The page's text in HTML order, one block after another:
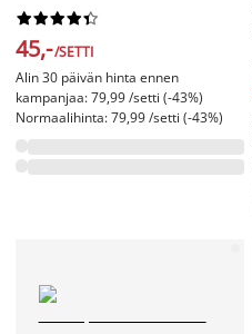






45,-/SETTI
Alin 30 päivän hinta ennen
kampanjaa: 79,99 /setti (-43%)
Normaalihinta: 79,99 /setti (-43%)